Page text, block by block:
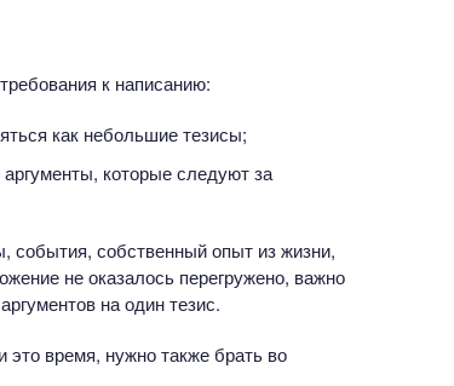
к написанию:
как небольшие тезисы;
которые следуют за
события, собственный опыт из жизни,
не оказалось перегружено, важно
на один тезис.
время, нужно также брать во